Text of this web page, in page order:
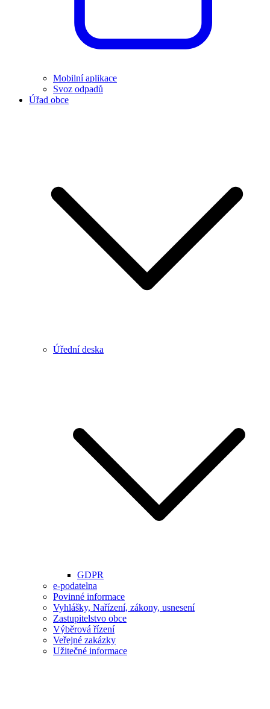
Mobilní aplikace
Svoz odpadů
Úřad obce
Úřední deska
GDPR
e-podatelna
Povinné informace
Vyhlášky, Nařízení, zákony, usnesení
Zastupitelstvo obce
Výběrová řízení
Veřejné zakázky
Užitečné informace